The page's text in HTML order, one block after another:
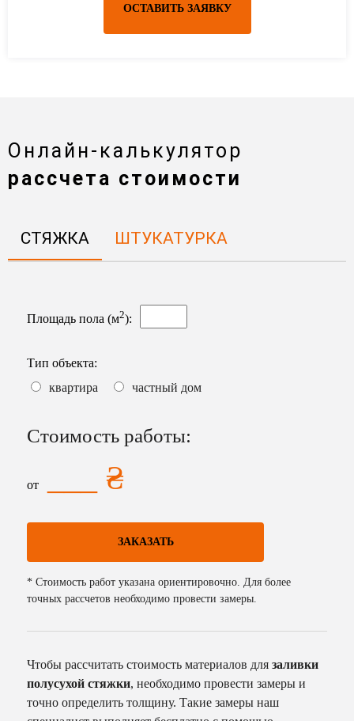
ОСТАВИТЬ ЗАЯВКУ
Онлайн-калькулятор
рассчета стоимости
СТЯЖКА ШТУКАТУРКА
Площадь пола (м2):
Тип объекта:
квартира
частный дом
Стоимость работы:
от ₴
ЗАКАЗАТЬ
* Стоимость работ указана ориентировочно. Для более
точных рассчетов необходимо провести замеры.
Чтобы рассчитать стоимость материалов для заливки
полусухой стяжки, необходимо провести замеры и
точно определить толщину. Такие замеры наш